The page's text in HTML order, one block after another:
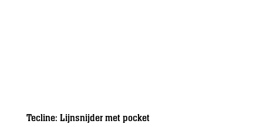
Tecline: Lijnsnijder met pocket